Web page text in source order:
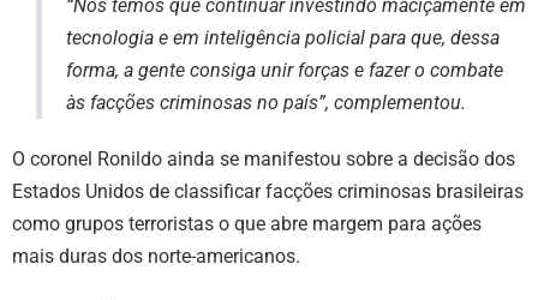
“Nós temos que continuar investindo maciçamente em
tecnologia e em inteligência policial para que, dessa
forma, a gente consiga unir forças e fazer o combate
às facções criminosas no país”, complementou.
O coronel Ronildo ainda se manifestou sobre a decisão dos
Estados Unidos de classificar facções criminosas brasileiras
como grupos terroristas o que abre margem para ações
mais duras dos norte-americanos.